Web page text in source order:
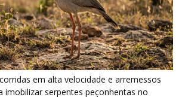
caça coletiva com vocalização subaquática
rios rasos da Amazônia